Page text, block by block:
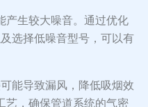
产生较大噪音。通过优化
选择低噪音型号，可以有
能导致漏风，降低吸烟效
艺，确保管道系统的气密